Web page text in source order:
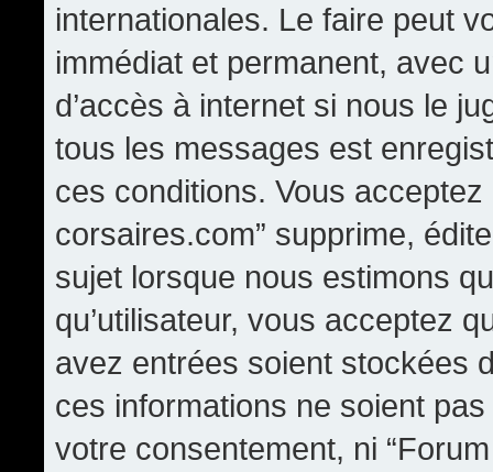
internationales. Le faire peut
immédiat et permanent, avec
d’accès à internet si nous le
tous les messages est
ces conditions. Vous
corsaires.com” supprime,
sujet lorsque nous estimons
qu’utilisateur, vous acceptez
avez entrées soient stockées
ces informations ne soient
votre consentement, ni